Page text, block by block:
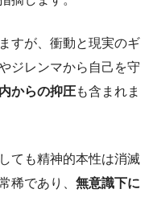
すが、衝動と現実のギ
ジレンマから自己を守
からの抑圧も含まれま
ても精神的本性は消滅
稀であり、 無意識下に